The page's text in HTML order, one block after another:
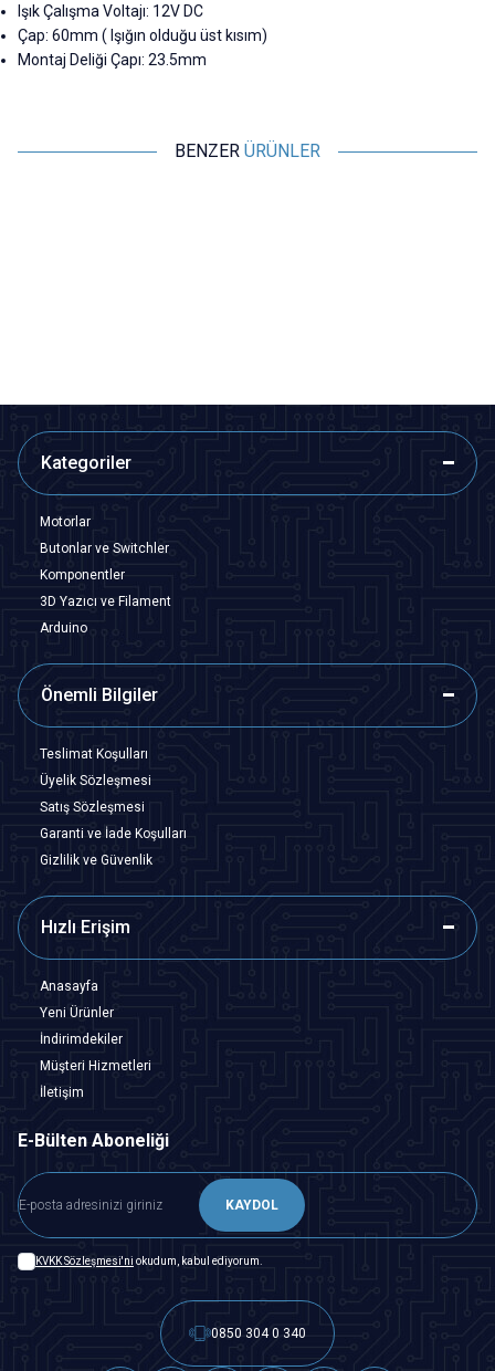
Işık Çalışma Voltajı: 12V DC
Çap: 60mm ( Işığın olduğu üst kısım)
Montaj Deliği Çapı: 23.5mm
BENZER ÜRÜNLER
Kategoriler
Motorlar
Butonlar ve Switchler
Komponentler
3D Yazıcı ve Filament
Arduino
Önemli Bilgiler
Teslimat Koşulları
Üyelik Sözleşmesi
Satış Sözleşmesi
Garanti ve İade Koşulları
Gizlilik ve Güvenlik
Hızlı Erişim
Anasayfa
Yeni Ürünler
İndirimdekiler
Müşteri Hizmetleri
İletişim
E-Bülten Aboneliği
KAYDOL
KVKK Sözleşmesi'ni okudum, kabul ediyorum.
0850 304 0 340